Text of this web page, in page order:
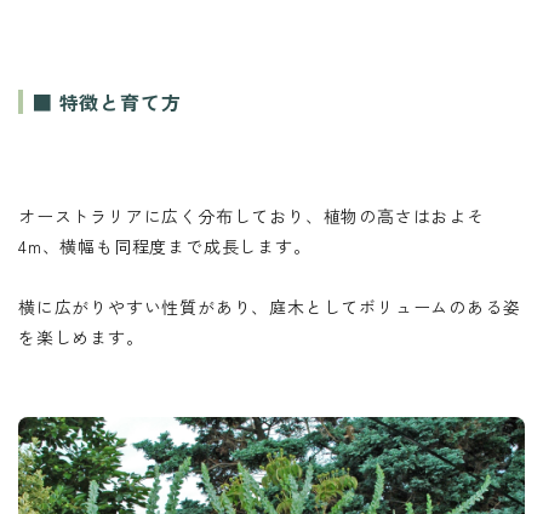
■ 特徴と育て方
オーストラリアに広く分布しており、植物の高さはおよそ
4m、横幅も同程度まで成長します。
横に広がりやすい性質があり、庭木としてボリュームのある姿
を楽しめます。